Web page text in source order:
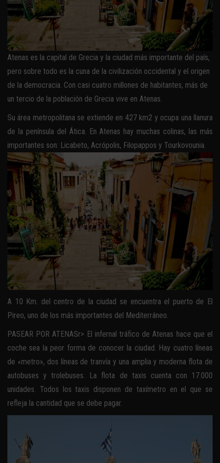
Atenas es la capital de Grecia y la ciudad más importante del país,
pero sobre todo es la cuna de la civilización occidental y el origen
de la democracia. Con casi cuatro millones de habitantes, más de
un tercio de la población de Grecia vive en Atenas.
Su área metropolitana se extiende en 427 km2 y ocupa una llanura
de la península del Ática. En Atenas hay muchas colinas, las más
importantes son: Licabeto, Acrópolis, Filopappos y Tourkovounia.
A 10 Km. del centro de la ciudad se encuentra el puerto de El
Pireo, uno de los más importantes del Mediterráneo.
PASEAR POR ATENASr> El infernal tráfico de Atenas hace que el
coche sea la peor forma de conocer la ciudad. Hay cuatro líneas
de «metro», dos líneas de tranvía y una amplia y moderna flota de
autobuses y trolebuses. La flota de taxis cuenta con 17.000
unidades. Todos los taxis disponen de taxímetro en el que se
refleja la cantidad que se debe pagar.